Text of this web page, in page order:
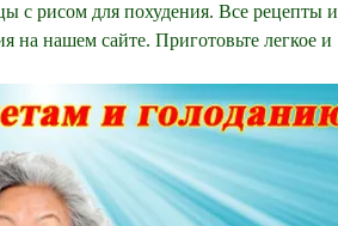
с рисом для похудения. Все рецепты и
на нашем сайте. Приготовьте легкое и